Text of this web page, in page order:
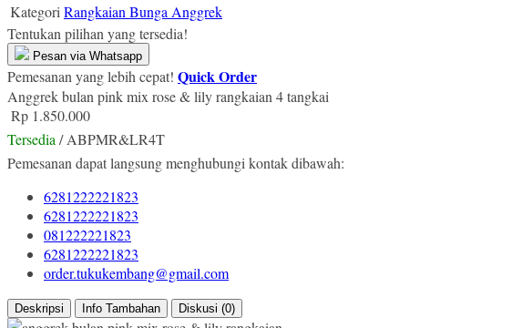
Kategori Rangkaian Bunga Anggrek
Tentukan pilihan yang tersedia!
Pesan via Whatsapp
Pemesanan yang lebih cepat! Quick Order
Anggrek bulan pink mix rose & lily rangkaian 4 tangkai
Rp 1.850.000
Tersedia / ABPMR&LR4T
Pemesanan dapat langsung menghubungi kontak dibawah:
6281222221823
6281222221823
081222221823
6281222221823
order.tukukembang@gmail.com
Deskripsi Info Tambahan Diskusi (0)